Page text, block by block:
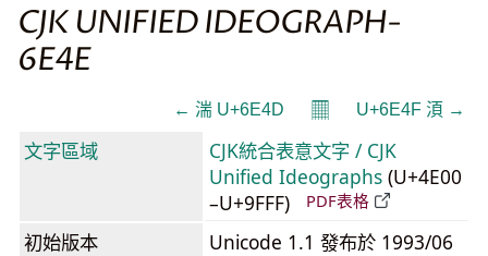
CJK UNIFIED IDEOGRAPH-
6E4E
← 湍 U+6E4D 𝄜 U+6E4F 湏 →
文字區域
CJK統合表意文字 / CJK
Unified Ideographs (U+4E00
–U+9FFF)
PDF表格
初始版本
Unicode 1.1 發布於 1993/06